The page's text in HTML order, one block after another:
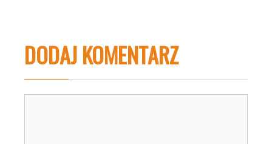
DODAJ KOMENTARZ